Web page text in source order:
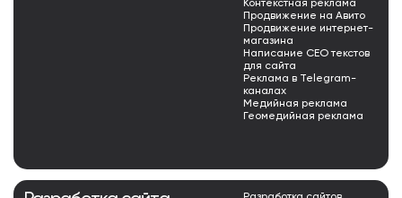
Контекстная реклама
Продвижение на Авито
Продвижение интернет-
магазина
Написание СЕО текстов
для сайта
Реклама в Telegram-
каналах
Медийная реклама
Геомедийная реклама